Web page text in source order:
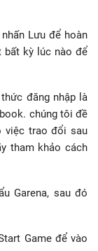
Lưu để hoàn
bất kỳ lúc nào để
đăng nhập là
chúng tôi đề
việc trao đổi sau
tham khảo cách
Garena, sau đó
Game để vào